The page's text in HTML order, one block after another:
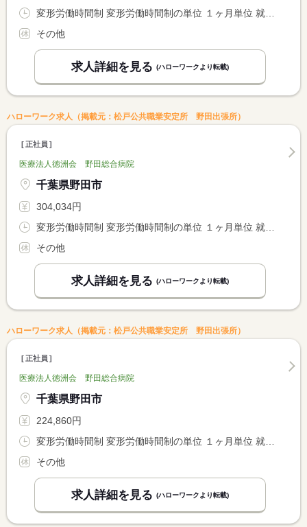
その他
求人詳細を見る (ハローワークより転載)
ハローワーク求人（掲載元：松戸公共職業安定所 野田出張所）
正社員
医療法人徳洲会 野田総合病院
千葉県野田市
304,034円
その他
求人詳細を見る (ハローワークより転載)
ハローワーク求人（掲載元：松戸公共職業安定所 野田出張所）
正社員
医療法人徳洲会 野田総合病院
千葉県野田市
224,860円
その他
求人詳細を見る (ハローワークより転載)